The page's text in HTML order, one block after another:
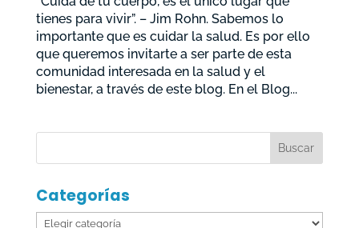
tienes para vivir”. – Jim Rohn. Sabemos lo
importante que es cuidar la salud. Es por ello
que queremos invitarte a ser parte de esta
comunidad interesada en la salud y el
bienestar, a través de este blog. En el Blog...
Categorías
Categorías